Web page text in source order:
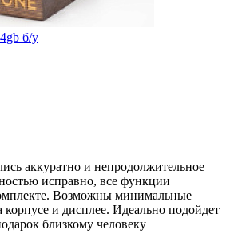
б/у
аккуратно и непродолжительное
исправно, все функции
Возможны минимальные
корпусе и дисплее. Идеально подойдет
близкому человеку